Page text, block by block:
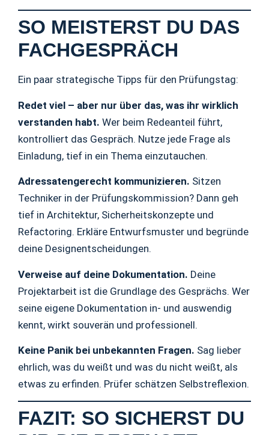
SO MEISTERST DU DAS
FACHGESPRÄCH
Ein paar strategische Tipps für den Prüfungstag:
Redet viel – aber nur über das, was ihr wirklich
verstanden habt. Wer beim Redeanteil führt,
kontrolliert das Gespräch. Nutze jede Frage als
Einladung, tief in ein Thema einzutauchen.
Adressatengerecht kommunizieren. Sitzen
Techniker in der Prüfungskommission? Dann geh
tief in Architektur, Sicherheitskonzepte und
Refactoring. Erkläre Entwurfsmuster und begründe
deine Designentscheidungen.
Verweise auf deine Dokumentation. Deine
Projektarbeit ist die Grundlage des Gesprächs. Wer
seine eigene Dokumentation in- und auswendig
kennt, wirkt souverän und professionell.
Keine Panik bei unbekannten Fragen. Sag lieber
ehrlich, was du weißt und was du nicht weißt, als
etwas zu erfinden. Prüfer schätzen Selbstreflexion.
FAZIT: SO SICHERST DU